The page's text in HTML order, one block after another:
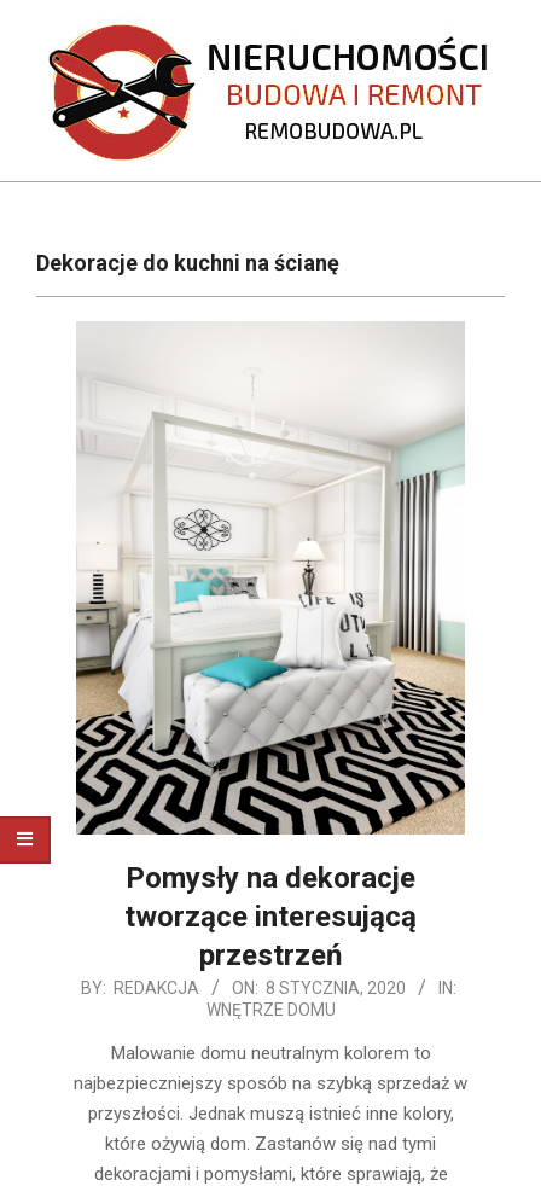
content
REMOBUDOWA.PL
NavigationDekoracje do kuchni na ścianę
Pomysły na dekoracje
tworzące interesującą
przestrzeń
2020-
BY: REDAKCJA ON: 8 STYCZNIA, 2020
IN:
WNĘTRZE DOMU
Malowanie domu neutralnym kolorem to
najbezpieczniejszy sposób na szybką sprzedaż w
przyszłości. Jednak muszą istnieć inne kolory,
które ożywią dom. Zastanów się nad tymi
dekoracjami i pomysłami, które sprawiają, że